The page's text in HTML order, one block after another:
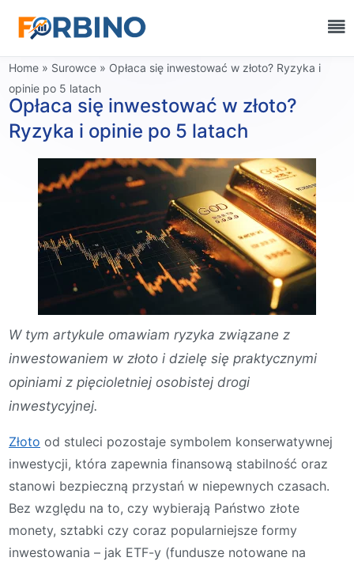
Home » Surowce » Opłaca się inwestować w złoto? Ryzyka i
opinie po 5 latach
Opłaca się inwestować w złoto?
Ryzyka i opinie po 5 latach
W tym artykule omawiam ryzyka związane z
inwestowaniem w złoto i dzielę się praktycznymi
opiniami z pięcioletniej osobistej drogi
inwestycyjnej.
Złoto od stuleci pozostaje symbolem konserwatywnej
inwestycji, która zapewnia finansową stabilność oraz
stanowi bezpieczną przystań w niepewnych czasach.
Bez względu na to, czy wybierają Państwo złote
monety, sztabki czy coraz popularniejsze formy
inwestowania – jak ETF-y (fundusze notowane na